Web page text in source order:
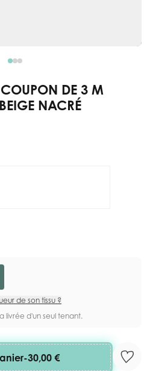
DE 3 M
NACRÉ
de son tissu ?
livrée d'un seul tenant.
-30,00 €